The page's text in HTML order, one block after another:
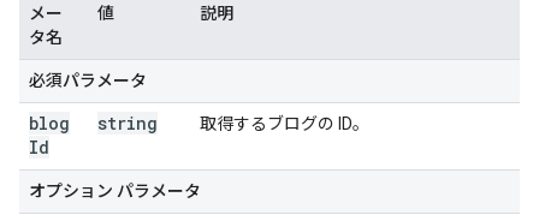
メー
タ名
値 説明
必須パラメータ
blog
Id
string 取得するブログの ID。
オプション パラメータ